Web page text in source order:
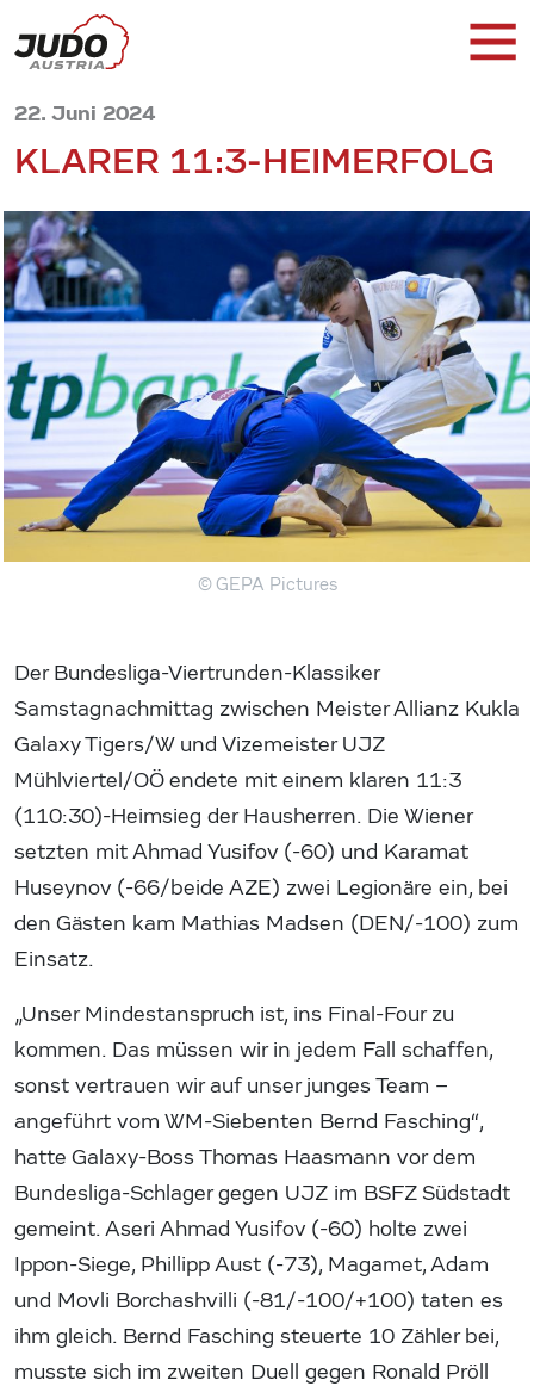
22. Juni 2024
KLARER 11:3-HEIMERFOLG
© GEPA Pictures
Der Bundesliga-Viertrunden-Klassiker
Samstagnachmittag zwischen Meister Allianz Kukla
Galaxy Tigers/W und Vizemeister UJZ
Mühlviertel/OÖ endete mit einem klaren 11:3
(110:30)-Heimsieg der Hausherren. Die Wiener
setzten mit Ahmad Yusifov (-60) und Karamat
Huseynov (-66/beide AZE) zwei Legionäre ein, bei
den Gästen kam Mathias Madsen (DEN/-100) zum
Einsatz.
„Unser Mindestanspruch ist, ins Final-Four zu
kommen. Das müssen wir in jedem Fall schaffen,
sonst vertrauen wir auf unser junges Team –
angeführt vom WM-Siebenten Bernd Fasching“,
hatte Galaxy-Boss Thomas Haasmann vor dem
Bundesliga-Schlager gegen UJZ im BSFZ Südstadt
gemeint. Aseri Ahmad Yusifov (-60) holte zwei
Ippon-Siege, Phillipp Aust (-73), Magamet, Adam
und Movli Borchashvilli (-81/-100/+100) taten es
ihm gleich. Bernd Fasching steuerte 10 Zähler bei,
musste sich im zweiten Duell gegen Ronald Pröll